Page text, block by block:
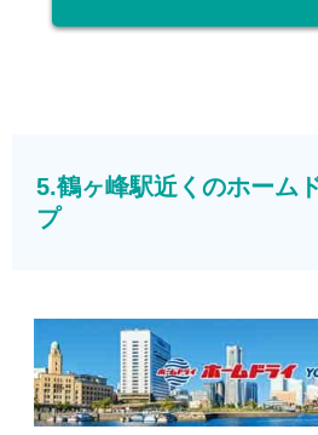
5.鶴ヶ峰駅近くのホーム
プ